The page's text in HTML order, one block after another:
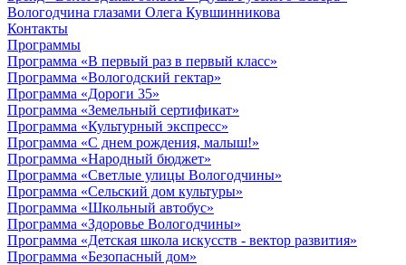
Вологодчина глазами Олега Кувшинникова
Контакты
Программы
Программа «В первый раз в первый класс»
Программа «Вологодский гектар»
Программа «Дороги 35»
Программа «Земельный сертификат»
Программа «Культурный экспресс»
Программа «С днем рождения, малыш!»
Программа «Народный бюджет»
Программа «Светлые улицы Вологодчины»
Программа «Сельский дом культуры»
Программа «Школьный автобус»
Программа «Здоровье Вологодчины»
Программа «Детская школа искусств - вектор развития»
Программа «Безопасный дом»